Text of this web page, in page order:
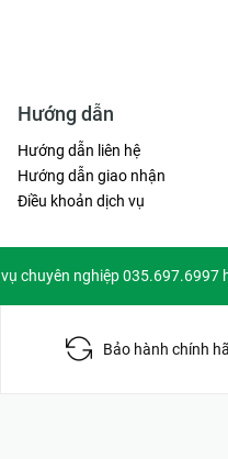
Hướng dẫn
Hướng dẫn liên hệ
Hướng dẫn giao nhận
Điều khoản dịch vụ
chuyên nghiệp 035.697.6997
Bảo hành chính